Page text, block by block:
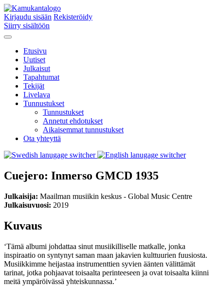
Kirjaudu sisään Rekisteröidy
Siirry sisältöön
Etusivu
Uutiset
Julkaisut
Tapahtumat
Tekijät
Livelava
Tunnustukset
Tunnustukset
Annetut ehdotukset
Aikaisemmat tunnustukset
Ota yhteyttä
Cuejero: Inmerso GMCD 1935
Julkaisija: Maailman musiikin keskus - Global Music Centre
Julkaisuvuosi: 2019
Kuvaus
‘Tämä albumi johdattaa sinut musiikilliselle matkalle, jonka
inspiraatio on syntynyt saman maan jakavien kulttuurien fuusiosta.
Musiikkimme heijastaa instrumenttien syvien äänten välittämät
tarinat, jotka pohjaavat toisaalta perinteeseen ja ovat toisaalta kiinni
meitä ympäröivässä yhteiskunnassa.’